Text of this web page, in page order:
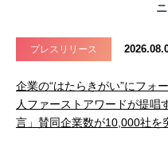
プレスリリース
企業の“はたらきがい”にフォ
人ファーストアワードが提唱
言」賛同企業数が10,000社を